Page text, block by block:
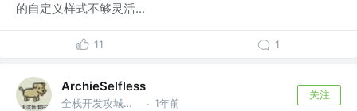
的自定义样式不够灵活...
11 1
ArchieSelfless
全栈开发攻城狮 @深圳威富通科技有限公司 · 1年前
关注